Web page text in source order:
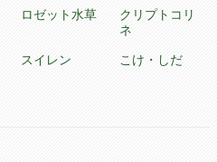
ロゼット水草
クリプトコリ
ネ
スイレン こけ・しだ